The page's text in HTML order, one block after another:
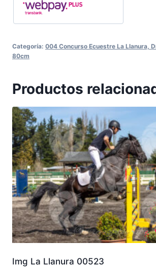
Categoría: 004 Concurso Ecuestre La Llanura,
80cm
Productos
Img La Llanura 00523